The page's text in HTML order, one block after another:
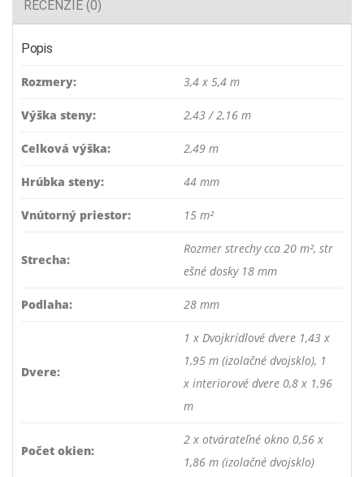
RECENZIE (0)
Popis
Rozmery: 3,4 x 5,4 m
Výška steny: 2,43 / 2,16 m
Celková výška: 2,49 m
Hrúbka steny: 44 mm
Vnútorný priestor: 15 m²
Strecha:
Rozmer strechy cca 20 m², str
ešné dosky 18 mm
Podlaha: 28 mm
Dvere:
1 x Dvojkrídlové dvere 1,43 x
1,95 m (izolačné dvojsklo), 1
x interiorové dvere 0,8 x 1,96
m
Počet okien:
2 x otvárateľné okno 0,56 x
1,86 m (izolačné dvojsklo)